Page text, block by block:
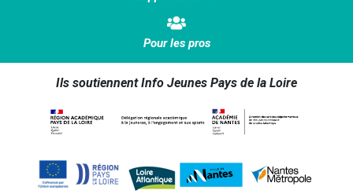
Pour les pros
Ils soutiennent Info Jeunes Pays de la Loire